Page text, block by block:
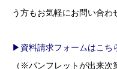
う方もお気軽にお問い合わ
▶資料請求フォームはこち
（※パンフレットが出来次